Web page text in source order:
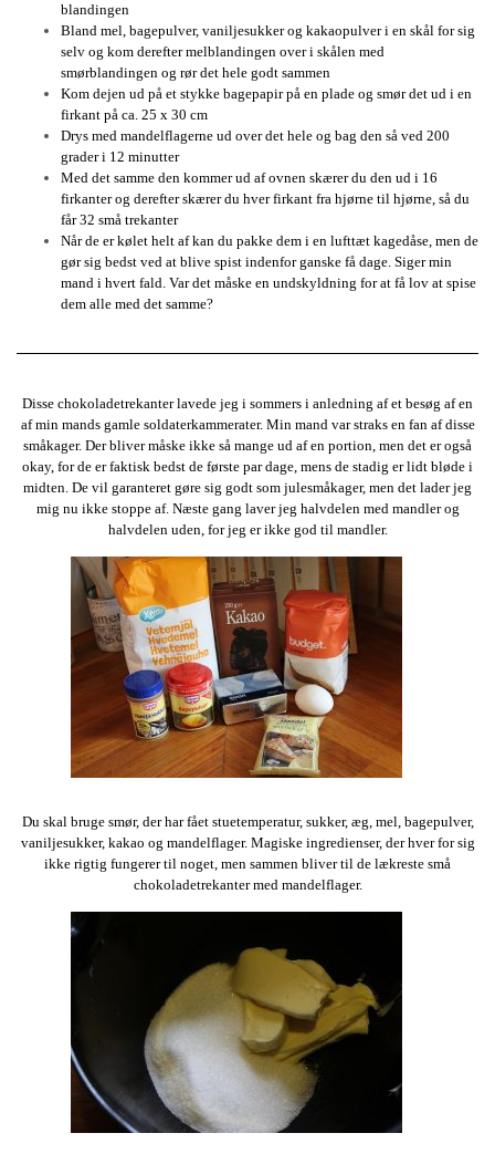
blandingen
Bland mel, bagepulver, vaniljesukker og kakaopulver i en skål for sig
selv og kom derefter melblandingen over i skålen med
smørblandingen og rør det hele godt sammen
Kom dejen ud på et stykke bagepapir på en plade og smør det ud i en
firkant på ca. 25 x 30 cm
Drys med mandelflagerne ud over det hele og bag den så ved 200
grader i 12 minutter
Med det samme den kommer ud af ovnen skærer du den ud i 16
firkanter og derefter skærer du hver firkant fra hjørne til hjørne, så du
får 32 små trekanter
Når de er kølet helt af kan du pakke dem i en lufttæt kagedåse, men de
gør sig bedst ved at blive spist indenfor ganske få dage. Siger min
mand i hvert fald. Var det måske en undskyldning for at få lov at spise
dem alle med det samme?
Disse chokoladetrekanter lavede jeg i sommers i anledning af et besøg af en
af min mands gamle soldaterkammerater. Min mand var straks en fan af disse
småkager. Der bliver måske ikke så mange ud af en portion, men det er også
okay, for de er faktisk bedst de første par dage, mens de stadig er lidt bløde i
midten. De vil garanteret gøre sig godt som julesmåkager, men det lader jeg
mig nu ikke stoppe af. Næste gang laver jeg halvdelen med mandler og
halvdelen uden, for jeg er ikke god til mandler.
Du skal bruge smør, der har fået stuetemperatur, sukker, æg, mel, bagepulver,
vaniljesukker, kakao og mandelflager. Magiske ingredienser, der hver for sig
ikke rigtig fungerer til noget, men sammen bliver til de lækreste små
chokoladetrekanter med mandelflager.